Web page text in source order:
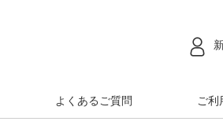
よくあるご質問 ご利